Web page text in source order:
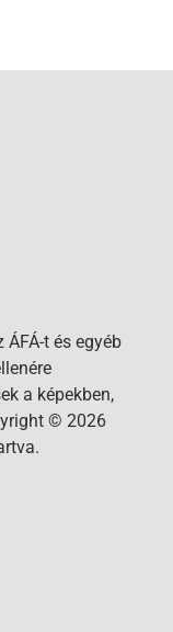
t és egyéb
a képekben,
© 2026